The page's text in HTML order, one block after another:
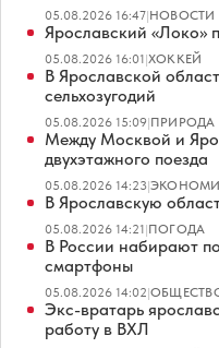
05.08.2026 16:47|
Ярославский «Локо»
05.08.2026 16:01|ХОККЕЙ
В Ярославской
сельхозугодий
05.08.2026 15:09|ПРИРОДА
Между Москвой и
двухэтажного поезда
05.08.2026 14:23|
В Ярославскую
05.08.2026 14:21|ПОГОДА
В России набирают
смартфоны
05.08.2026 14:02|
Экс-вратарь
работу в ВХЛ